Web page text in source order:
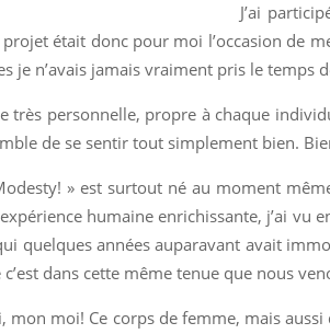
J’ai
était donc pour moi l’occasion de
je n’avais jamais vraiment pris le
très personnelle, propre à chaque
de se sentir tout simplement bien.
» est surtout né au moment
humaine enrichissante, j’ai
quelques années auparavant avait
dans cette même tenue que nous
mon moi! Ce corps de femme, mais